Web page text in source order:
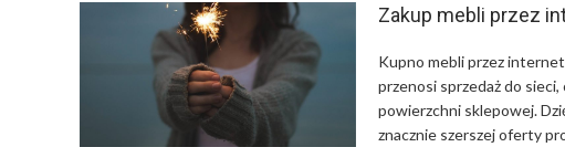
Zakup mebli przez
Kupno mebli przez
przenosi sprzedaż do
powierzchni sklepowej.
znacznie szerszej oferty